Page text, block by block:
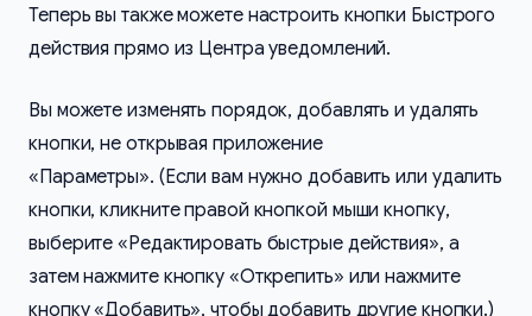
Теперь вы также можете настроить кнопки Быстрого
действия прямо из Центра уведомлений.
Вы можете изменять порядок, добавлять и удалять
кнопки, не открывая приложение
«Параметры». (Если вам нужно добавить или удалить
кнопки, кликните правой кнопкой мыши кнопку,
выберите «Редактировать быстрые действия», а
затем нажмите кнопку «Открепить» или нажмите
кнопку «Добавить», чтобы добавить другие кнопки.)